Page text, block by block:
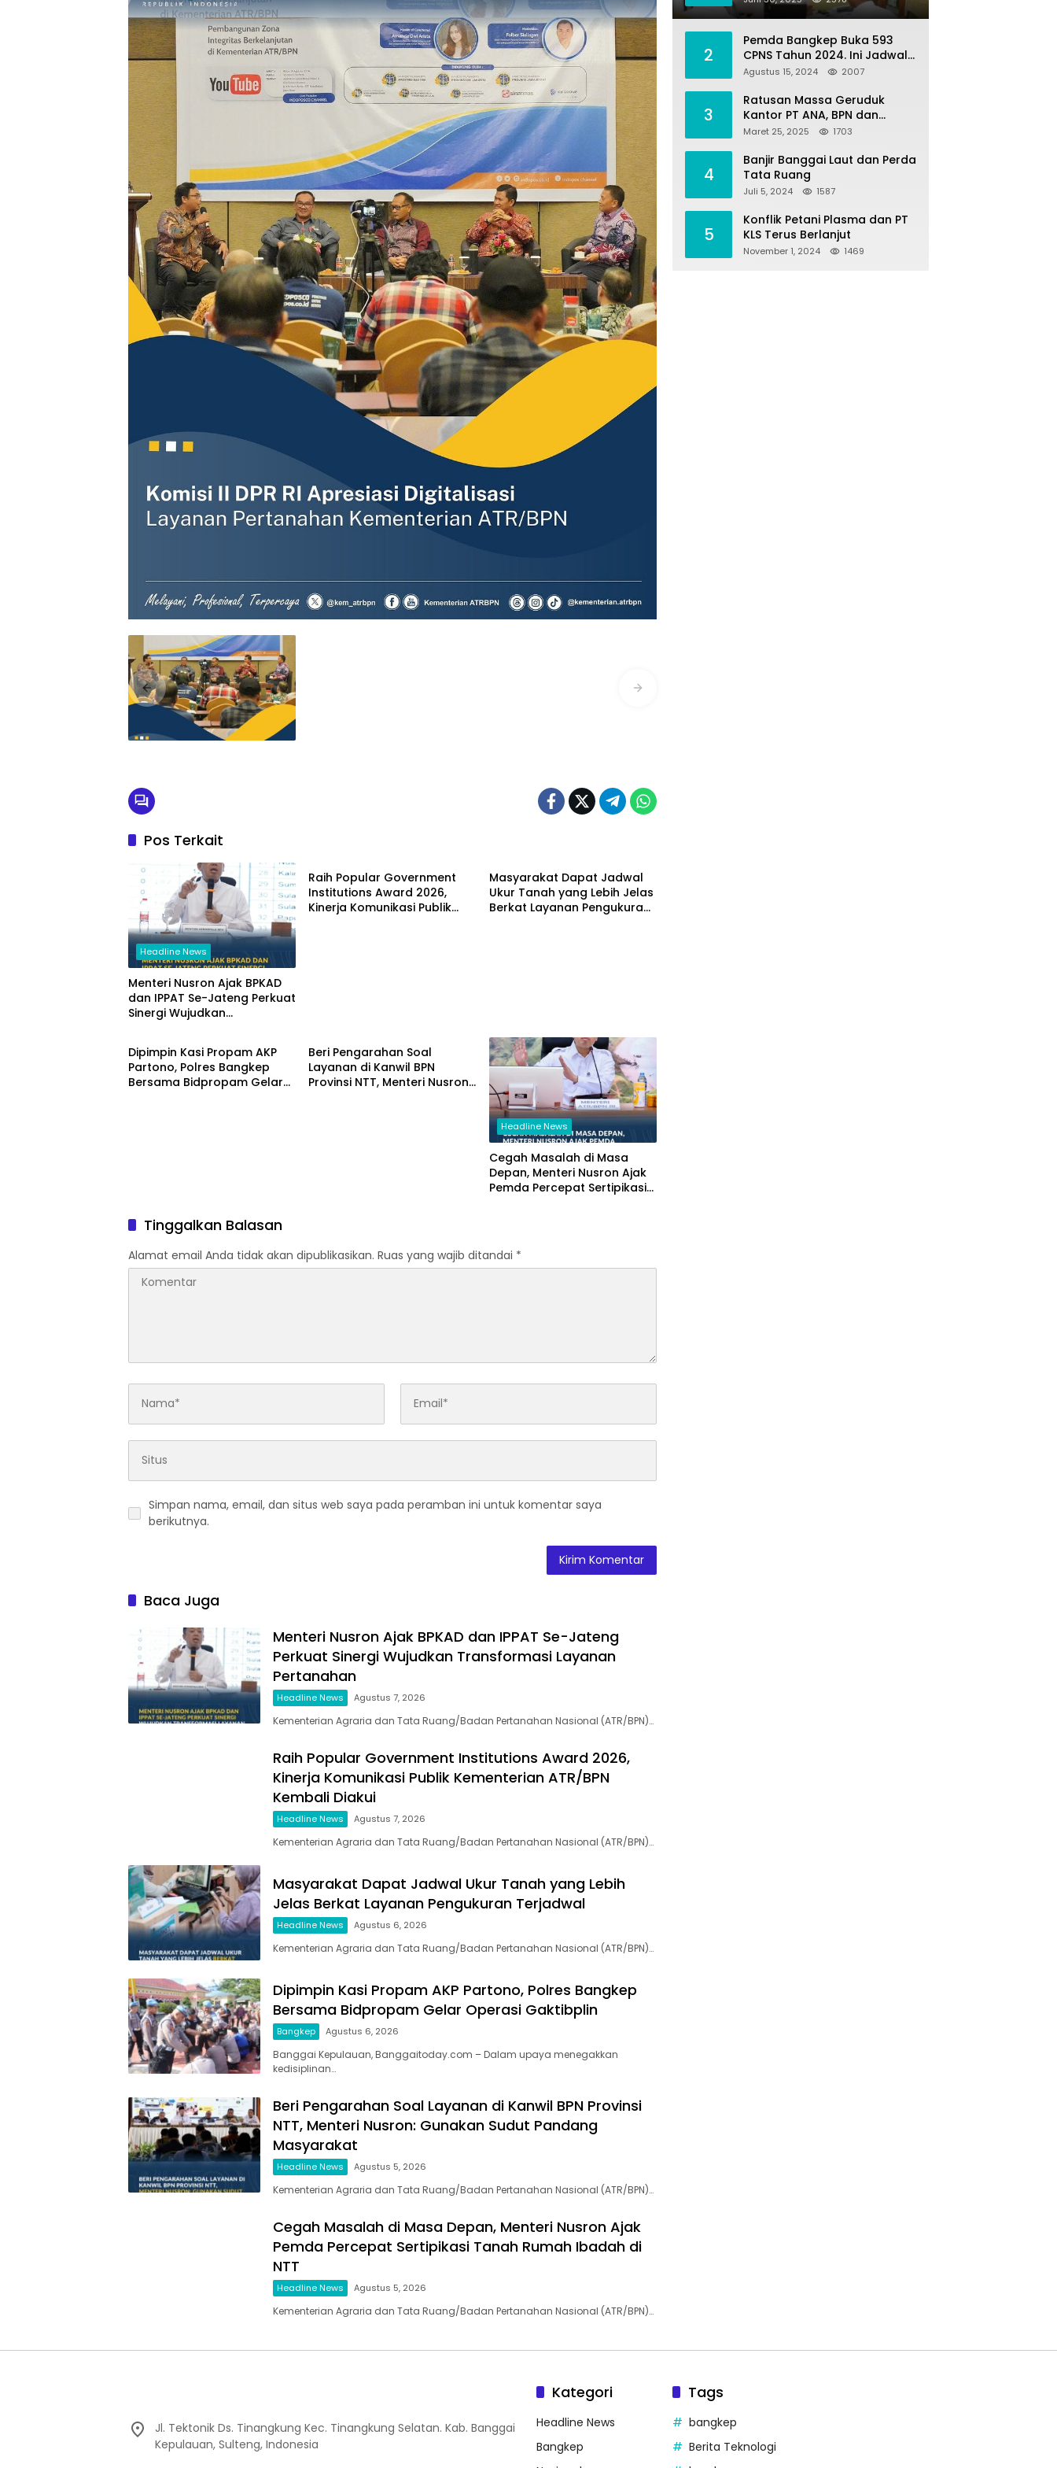
Pos Terkait
Headline News
Menteri Nusron Ajak BPKAD
dan IPPAT Se-Jateng Perkuat
Sinergi Wujudkan
Raih Popular Government
Institutions Award 2026,
Kinerja Komunikasi Publik
Masyarakat Dapat Jadwal
Ukur Tanah yang Lebih Jelas
Berkat Layanan Pengukuran
Bangkep
Dipimpin Kasi Propam AKP
Partono, Polres Bangkep
Bersama Bidpropam Gelar
Beri Pengarahan Soal
Layanan di Kanwil BPN
Provinsi NTT, Menteri Nusron:
Headline News
Cegah Masalah di Masa
Depan, Menteri Nusron Ajak
Pemda Percepat Sertipikasi
Tinggalkan Balasan
Alamat email Anda tidak akan dipublikasikan. Ruas yang wajib ditandai *
Simpan nama, email, dan situs web saya pada peramban ini untuk komentar saya
berikutnya.
Baca Juga
Menteri Nusron Ajak BPKAD dan IPPAT Se-Jateng
Perkuat Sinergi Wujudkan Transformasi Layanan
Pertanahan
Headline News Agustus 7, 2026
Kementerian Agraria dan Tata Ruang/Badan Pertanahan Nasional (ATR/BPN)…
Raih Popular Government Institutions Award 2026,
Kinerja Komunikasi Publik Kementerian ATR/BPN
Kembali Diakui
Headline News Agustus 7, 2026
Kementerian Agraria dan Tata Ruang/Badan Pertanahan Nasional (ATR/BPN)…
Masyarakat Dapat Jadwal Ukur Tanah yang Lebih
Jelas Berkat Layanan Pengukuran Terjadwal
Headline News Agustus 6, 2026
Kementerian Agraria dan Tata Ruang/Badan Pertanahan Nasional (ATR/BPN)…
Dipimpin Kasi Propam AKP Partono, Polres Bangkep
Bersama Bidpropam Gelar Operasi Gaktibplin
Bangkep Agustus 6, 2026
Banggai Kepulauan, Banggaitoday.com – Dalam upaya menegakkan
kedisiplinan…
Beri Pengarahan Soal Layanan di Kanwil BPN Provinsi
NTT, Menteri Nusron: Gunakan Sudut Pandang
Masyarakat
Headline News Agustus 5, 2026
Kementerian Agraria dan Tata Ruang/Badan Pertanahan Nasional (ATR/BPN)…
Cegah Masalah di Masa Depan, Menteri Nusron Ajak
Pemda Percepat Sertipikasi Tanah Rumah Ibadah di
NTT
Headline News Agustus 5, 2026
Kementerian Agraria dan Tata Ruang/Badan Pertanahan Nasional (ATR/BPN)…
Penilaian Tanah dan Ekonomi
2
Pemda Bangkep Buka 593
CPNS Tahun 2024. Ini Jadwal
Seleksi Pengadaannya
Agustus 15, 2024 2007
3
Ratusan Massa Geruduk
Kantor PT ANA, BPN dan
Polres Morut, Ini Tuntutannya
Maret 25, 2025 1703
4
Banjir Banggai Laut dan Perda
Tata Ruang
Juli 5, 2024 1587
5
Konflik Petani Plasma dan PT
KLS Terus Berlanjut
November 1, 2024 1469
Jl. Tektonik Ds. Tinangkung Kec. Tinangkung Selatan. Kab. Banggai
Kepulauan, Sulteng, Indonesia
Kategori
Headline News
Bangkep
Tags
bangkep
Berita Teknologi